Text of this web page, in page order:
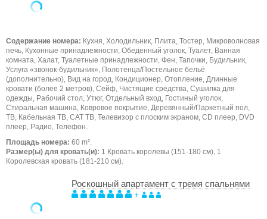
Содержание номера: Кухня, Холодильник, Плита, Тостер, Микроволновая
печь, Кухонные принадлежности, Обеденный уголок, Туалет, Ванная
комната, Халат, Туалетные принадлежности, Фен, Тапочки, Будильник,
Услуга «звонок-будильник», Полотенца/Постельное бельё
(дополнительно), Вид на город, Кондиционер, Отопление, Длинные
кровати (более 2 метров), Сейф, Чистящие средства, Сушилка для
одежды, Рабочий стол, Утюг, Отдельный вход, Гостиный уголок,
Стиральная машина, Ковровое покрытие, Деревянный/Паркетный пол,
ТB, Кабельная ТВ, САТ ТВ, Телевизор с плоским экраном, CD плеер, DVD
плеер, Радио, Телефон.
Площадь номера: 60 m².
Размер(ы) для кровать(и): 1 Кровать королевы (151-180 см), 1
Королевская кровать (181-210 см).
Роскошный апартамент с тремя спальнями
+